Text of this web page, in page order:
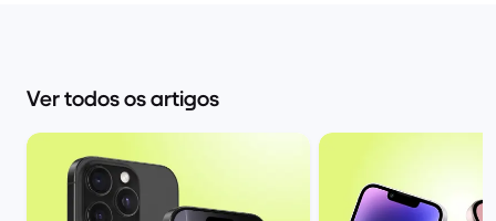
Ver todos os artigos